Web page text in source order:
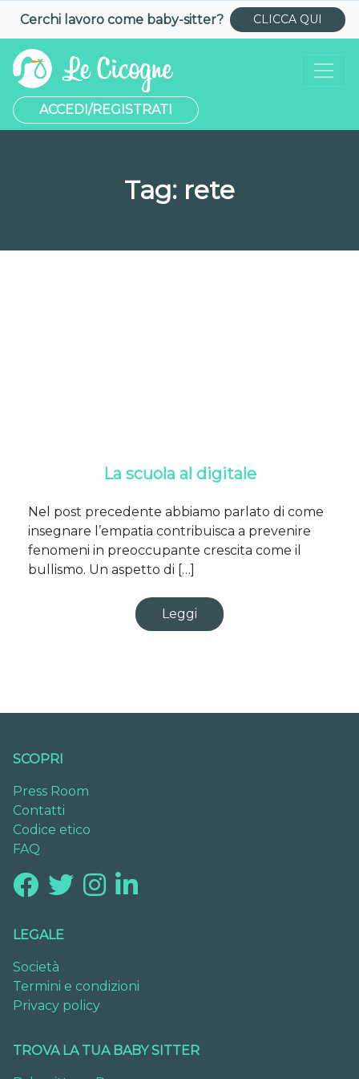
Cerchi lavoro come baby-sitter? CLICCA QUI
ACCEDI/REGISTRATI
Tag: rete
La scuola al digitale
Nel post precedente abbiamo parlato di come
insegnare l’empatia contribuisca a prevenire
fenomeni in preoccupante crescita come il
bullismo. Un aspetto di […]
Leggi
SCOPRI
Press Room
Contatti
Codice etico
FAQ
LEGALE
Società
Termini e condizioni
Privacy policy
TROVA LA TUA BABY SITTER